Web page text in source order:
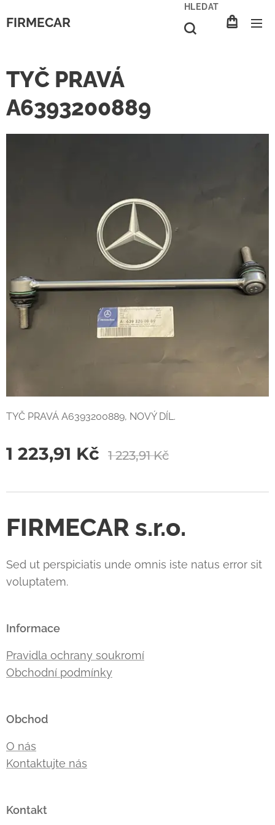
FIRMECAR
HLEDAT
TYČ PRAVÁ
A6393200889
TYČ PRAVÁ A6393200889, NOVÝ DÍL.
1 223,91 Kč 1 223,91Kč
FIRMECAR s.r.o.
Sed ut perspiciatis unde omnis iste natus error sit
voluptatem.
Informace
Pravidla ochrany soukromí
Obchodní podmínky
Obchod
O nás
Kontaktujte nás
Kontakt